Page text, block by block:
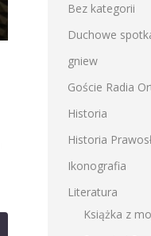
Bez kategorii
Duchowe
gniew
Goście Radia
Historia
Historia
Ikonografia
Literatura
Książka z